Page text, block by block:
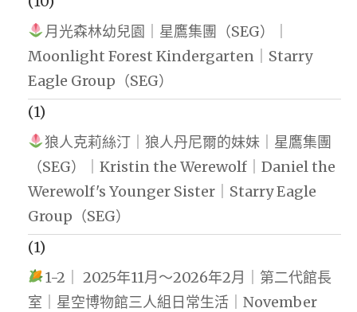
月光森林幼兒園｜星鷹集團（SEG）｜
Moonlight Forest Kindergarten｜Starry
Eagle Group（SEG）
(1)
狼人克莉絲汀｜狼人丹尼爾的妹妹｜星鷹集團
（SEG）｜Kristin the Werewolf｜Daniel the
Werewolf's Younger Sister｜Starry Eagle
Group（SEG）
(1)
1-2｜ 2025年11月～2026年2月｜第二代館長
室｜星空博物館三人組日常生活｜November